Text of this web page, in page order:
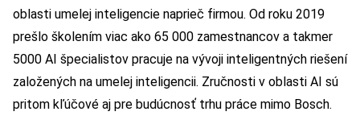
oblasti umelej inteligencie naprieč firmou. Od roku 2019
prešlo školením viac ako 65 000 zamestnancov a takmer
5000 AI špecialistov pracuje na vývoji inteligentných riešení
založených na umelej inteligencii. Zručnosti v oblasti AI sú
pritom kľúčové aj pre budúcnosť trhu práce mimo Bosch.